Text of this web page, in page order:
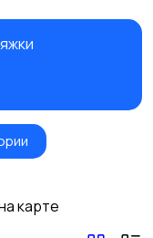
машины
карте